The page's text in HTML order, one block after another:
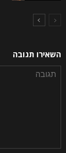
השאירו תגובה